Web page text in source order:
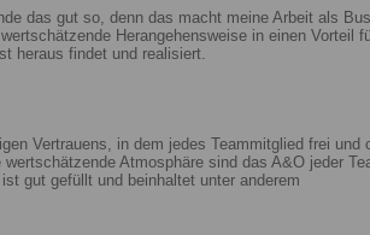
das gut so, denn das macht meine Arbeit als
Herangehensweise in einen Vorteil
heraus findet und realisiert.
Vertrauens, in dem jedes Teammitglied frei und
Atmosphäre sind das A&O jeder
gut gefüllt und beinhaltet unter anderem